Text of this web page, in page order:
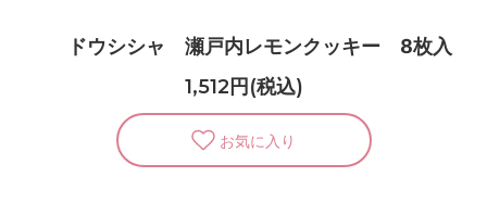
ドウシシャ 瀬戸内レモンクッキー 8枚入
1,512円(税込)